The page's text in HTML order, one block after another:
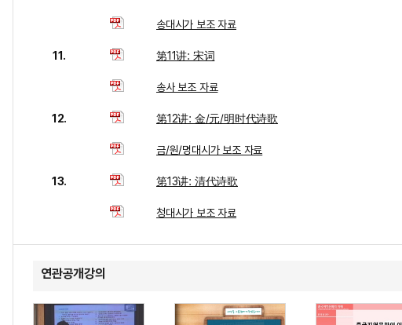
송대시가 보조 자료
11. 第11讲: 宋词
송사 보조 자료
12. 第12讲: 金/元/明时代诗歌
금/원/명대시가 보조 자료
13. 第13讲: 清代诗歌
청대시가 보조 자료
연관공개강의